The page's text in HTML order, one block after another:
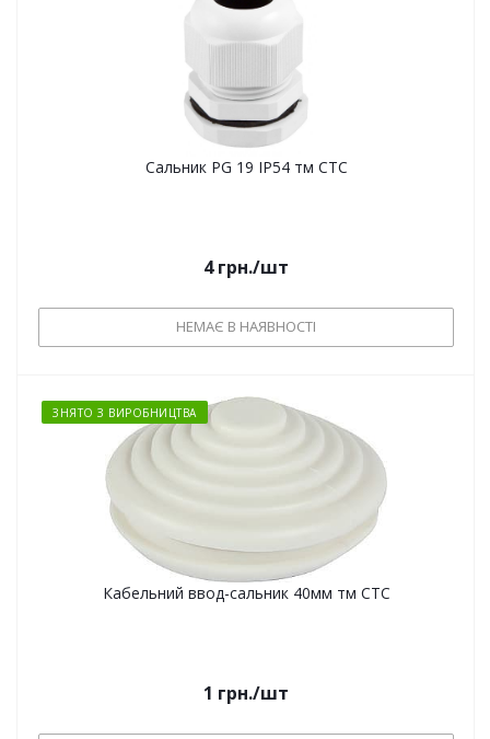
Сальник PG 19 IP54 тм СТС
4грн./шт
НЕМАЄ В НАЯВНОСТІ
ЗНЯТО З ВИРОБНИЦТВА
Кабельний ввод-сальник 40мм тм СТС
1 грн./шт